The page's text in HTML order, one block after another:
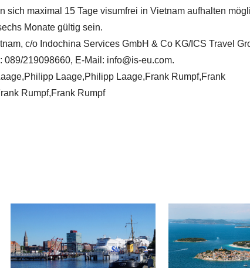
sich maximal 15 Tage visumfrei in Vietnam aufhalten
Monate gültig sein.
c/o Indochina Services GmbH & Co KG/ICS Travel
089/219098660, E-Mail: info@is-eu.com.
Laage,Philipp Laage,Frank Rumpf,Frank
Rumpf,Frank Rumpf